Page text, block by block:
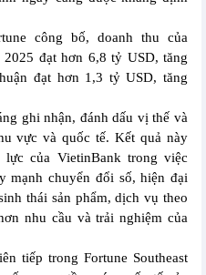
công bố, doanh thu của
đạt hơn 6,8 tỷ USD, tăng
đạt hơn 1,3 tỷ USD, tăng
ghi nhận, đánh dấu vị thế và
vực và quốc tế. Kết quả này
của VietinBank trong việc
mạnh chuyển đổi số, hiện đại
thái sản phẩm, dịch vụ theo
nhu cầu và trải nghiệm của
tiếp trong Fortune Southeast